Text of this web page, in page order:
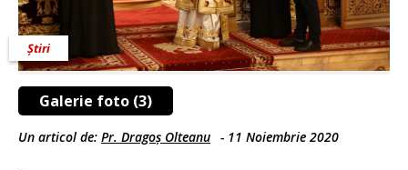
Galerie foto (3)
Știri
Un articol de: Pr. Dragoș Olteanu - 11 Noiembrie 2020